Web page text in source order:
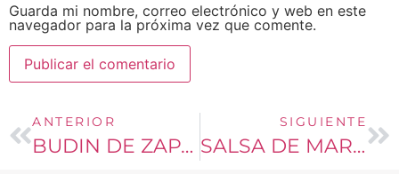
Guarda mi nombre, correo electrónico y web en este
navegador para la próxima vez que comente.
ANTERIOR
BUDIN DE ZAPALLO ITALIANO
SIGUIENTE
SALSA DE MARACUYÁ